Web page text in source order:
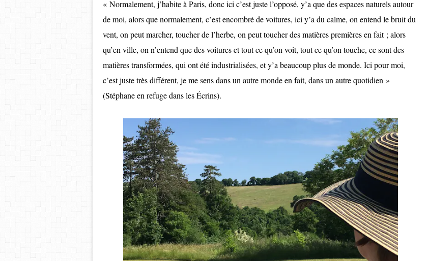
« Normalement, j’habite à Paris, donc ici c’est juste l’opposé, y’a que des espaces naturels autour
de moi, alors que normalement, c’est encombré de voitures, ici y’a du calme, on entend le bruit du
vent, on peut marcher, toucher de l’herbe, on peut toucher des matières premières en fait ; alors
qu’en ville, on n’entend que des voitures et tout ce qu’on voit, tout ce qu’on touche, ce sont des
matières transformées, qui ont été industrialisées, et y’a beaucoup plus de monde. Ici pour moi,
c’est juste très différent, je me sens dans un autre monde en fait, dans un autre quotidien »
(Stéphane en refuge dans les Écrins).